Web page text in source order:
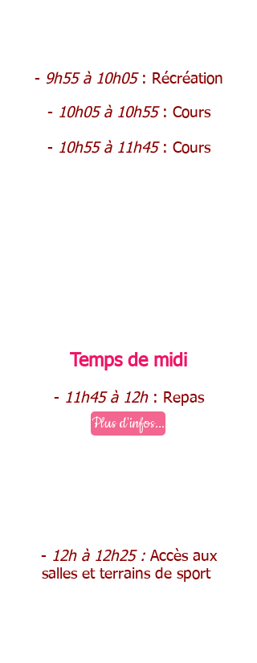
- 9h55 à 10h05 : Récréation
- 10h05 à 10h55 : Cours
- 10h55 à 11h45 : Cours
Temps de midi
- 11h45 à 12h : Repas
Plus d'infos...
- 12h à 12h25 : Accès aux
salles et terrains de sport